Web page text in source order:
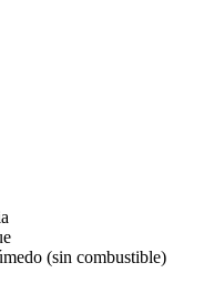
(sin combustible)